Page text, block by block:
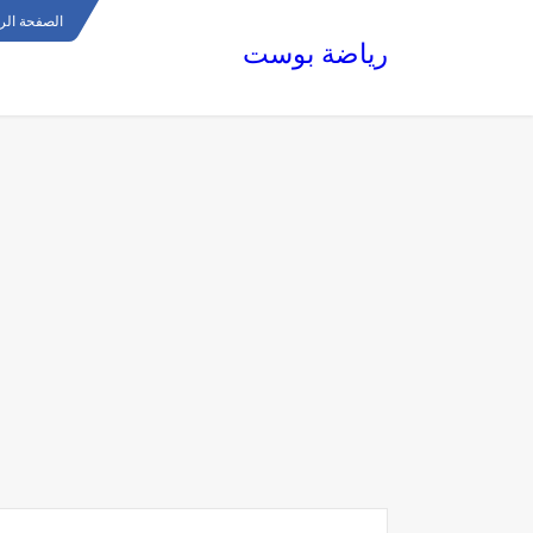
الصفحة
رياضة بوست